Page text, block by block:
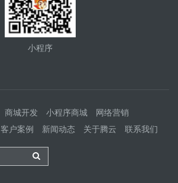
小程序
商城开发 小程序商城
网络营销
客户案例 新闻动态 关于腾云 联系我们